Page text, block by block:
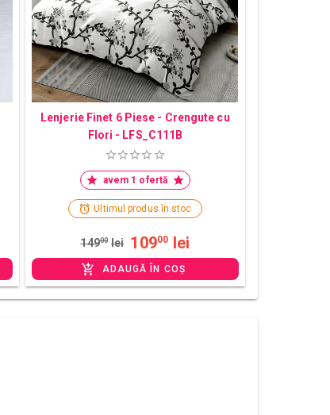
Lenjerie Finet 6 Piese - Crengute cu
Flori - LFS_C111B
avem 1 ofertă
Ultimul produs în stoc
14900 lei 10900 lei
ADAUGĂ ÎN COȘ